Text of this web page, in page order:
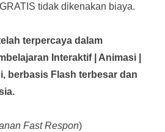
tidak dikenakan biaya.
terpercaya dalam
Interaktif| Animasi |
berbasis Flash terbesar dan
Fast Respon)